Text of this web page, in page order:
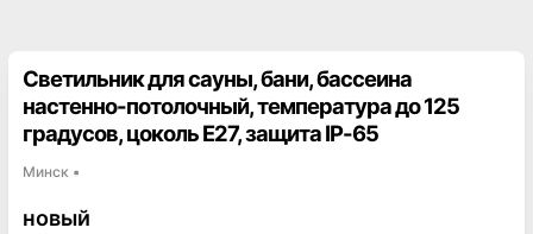
Светильник для сауны, бани, бассеина
настенно-потолочный, температура до 125
градусов, цоколь Е27, защита IP-65
Минск ▪
новый